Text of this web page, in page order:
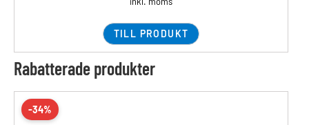
TILL PRODUKT
Rabatterade produkter
-34%